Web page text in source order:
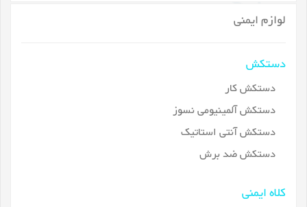
لوازم ایمنی
دستکش
دستکش کار
دستکش آلمینیومی نسوز
دستکش آنتی استاتیک
دستکش ضد برش
کلاه ایمنی